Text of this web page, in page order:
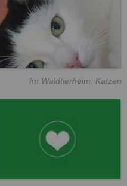
Im Waldtierheim: Katzen